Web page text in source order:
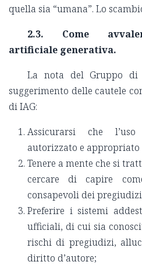
quella sia “umana”. Lo
2.3. Come
artificiale generativa.
La nota del Gruppo di
suggerimento delle cautele
di IAG:
Assicurarsi che
autorizzato e appropriato
Tenere a mente che si
cercare di capire
consapevoli dei
Preferire i sistemi
ufficiali, di cui sia
rischi di pregiudizi,
diritto d’autore;